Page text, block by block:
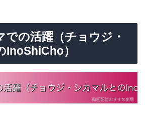
での活躍（チョウジ・
InoShiCho）